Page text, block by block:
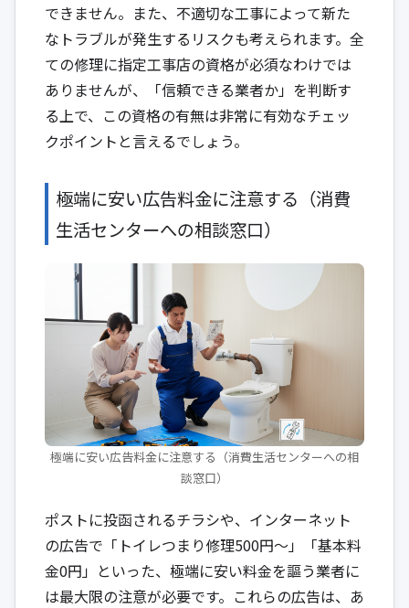
できません。また、不適切な工事によって新た
なトラブルが発生するリスクも考えられます。全
ての修理に指定工事店の資格が必須なわけでは
ありませんが、「信頼できる業者か」を判断す
る上で、この資格の有無は非常に有効なチェッ
クポイントと言えるでしょう。
極端に安い広告料金に注意する（消費
生活センターへの相談窓口）
極端に安い広告料金に注意する（消費生活センターへの相
談窓口）
ポストに投函されるチラシや、インターネット
の広告で「トイレつまり修理500円〜」「基本料
金0円」といった、極端に安い料金を謳う業者に
は最大限の注意が必要です。これらの広告は、あ